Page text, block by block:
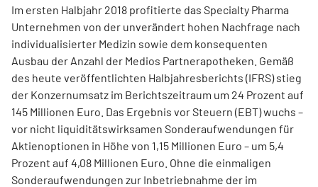
Im ersten Halbjahr 2018 profitierte das Specialty Pharma
Unternehmen von der unverändert hohen Nachfrage nach
individualisierter Medizin sowie dem konsequenten
Ausbau der Anzahl der Medios Partnerapotheken. Gemäß
des heute veröffentlichten Halbjahresberichts (IFRS) stieg
der Konzernumsatz im Berichtszeitraum um 24 Prozent auf
145 Millionen Euro. Das Ergebnis vor Steuern (EBT) wuchs –
vor nicht liquiditätswirksamen Sonderaufwendungen für
Aktienoptionen in Höhe von 1,15 Millionen Euro – um 5,4
Prozent auf 4,08 Millionen Euro. Ohne die einmaligen
Sonderaufwendungen zur Inbetriebnahme der im